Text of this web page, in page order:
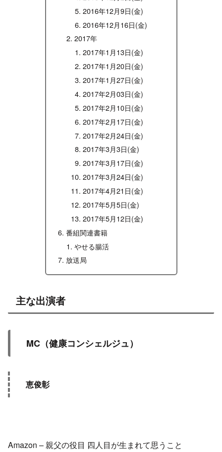
2016年12月9日(金)
2016年12月16日(金)
2017年
2017年1月13日(金)
2017年1月20日(金)
2017年1月27日(金)
2017年2月03日(金)
2017年2月10日(金)
2017年2月17日(金)
2017年2月24日(金)
2017年3月3日(金)
2017年3月17日(金)
2017年3月24日(金)
2017年4月21日(金)
2017年5月5日(金)
2017年5月12日(金)
番組関連書籍
やせる腸活
放送局
主な出演者
MC（健康コンシェルジュ）
恵俊彰
Amazon – 親父の役目 四人目が生まれて思うこと